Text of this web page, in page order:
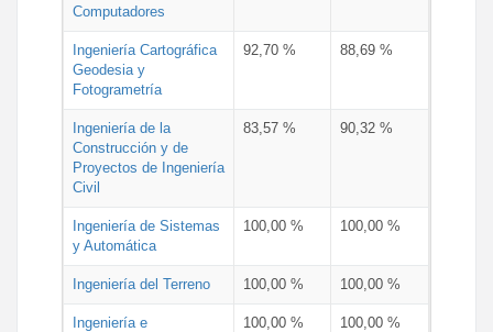
Computadores
Ingeniería Cartográfica
Geodesia y
Fotogrametría
92,70 % 88,69 %
Ingeniería de la
Construcción y de
Proyectos de Ingeniería
Civil
83,57 % 90,32 %
Ingeniería de Sistemas
y Automática
100,00 % 100,00 %
Ingeniería del Terreno 100,00 % 100,00 %
Ingeniería e
100,00 % 100,00 %